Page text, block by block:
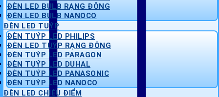
ĐÈN LED BULB RẠNG ĐÔNG
ĐÈN LED BULB NANOCO
ĐÈN LED TUÝP
ĐÈN TUÝP LED PHILIPS
ĐÈN LED TUÝP RẠNG ĐÔNG
ĐÈN TUÝP LED PARAGON
ĐÈN TUÝP LED DUHAL
ĐÈN TUÝP LED PANASONIC
ĐÈN TUÝP LED NANOCO
ĐÈN LED CHIẾU ĐIỂM